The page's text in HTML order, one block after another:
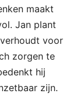
maakt
Jan plant
voor
zorgen te
hij
zijn.